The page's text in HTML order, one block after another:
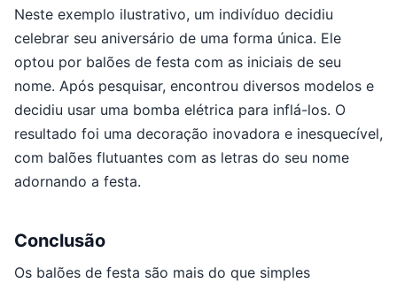
Neste exemplo ilustrativo, um indivíduo decidiu
celebrar seu aniversário de uma forma única. Ele
optou por balões de festa com as iniciais de seu
nome. Após pesquisar, encontrou diversos modelos e
decidiu usar uma bomba elétrica para inflá-los. O
resultado foi uma decoração inovadora e inesquecível,
com balões flutuantes com as letras do seu nome
adornando a festa.
Conclusão
Os balões de festa são mais do que simples